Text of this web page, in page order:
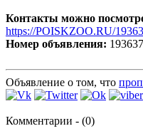
Контакты можно
https://POISKZOO.RU/
Номер объявления: 193637
Объявление о том, что
Комментарии - (0)